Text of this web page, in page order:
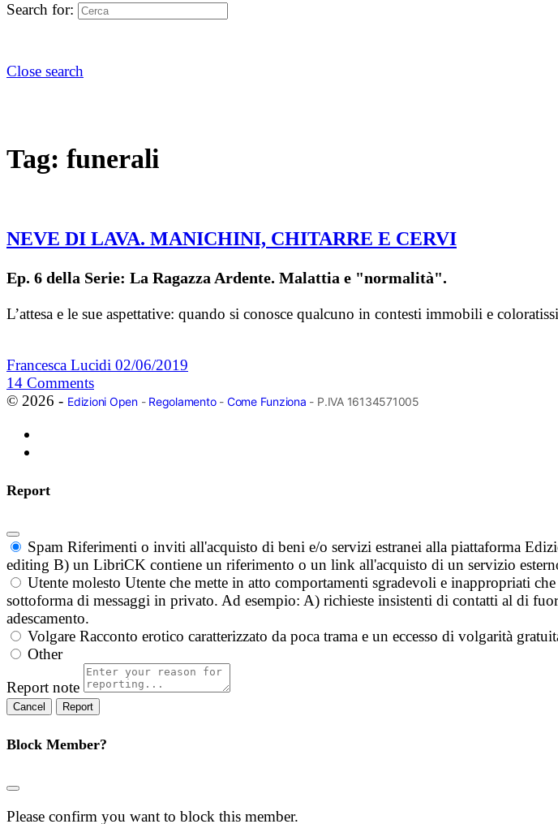
Search for:
Close search
Tag: funerali
NEVE DI LAVA. MANICHINI, CHITARRE E CERVI
Ep. 6 della Serie: La Ragazza Ardente. Malattia e "normalità".
L’attesa e le sue aspettative: quando si conosce qualcuno in contesti immobili e
Francesca Lucidi 02/06/2019
14 Comments
© 2026 - Edizioni Open- Regolamento- Come Funziona - P.IVA 16134571005
Report
Spam Riferimenti o inviti all'acquisto di beni e/o servizi estranei alla piattaforma
editing B) un LibriCK contiene un riferimento o un link all'acquisto di un servizio
Utente molesto Utente che mette in atto comportamenti sgradevoli e inappropriati
sottoforma di messaggi in privato. Ad esempio: A) richieste insistenti di contatti al di
adescamento.
Volgare Racconto erotico caratterizzato da poca trama e un eccesso di volgarità
Other
Report note
Report
Block Member?
Please confirm you want to block this member.